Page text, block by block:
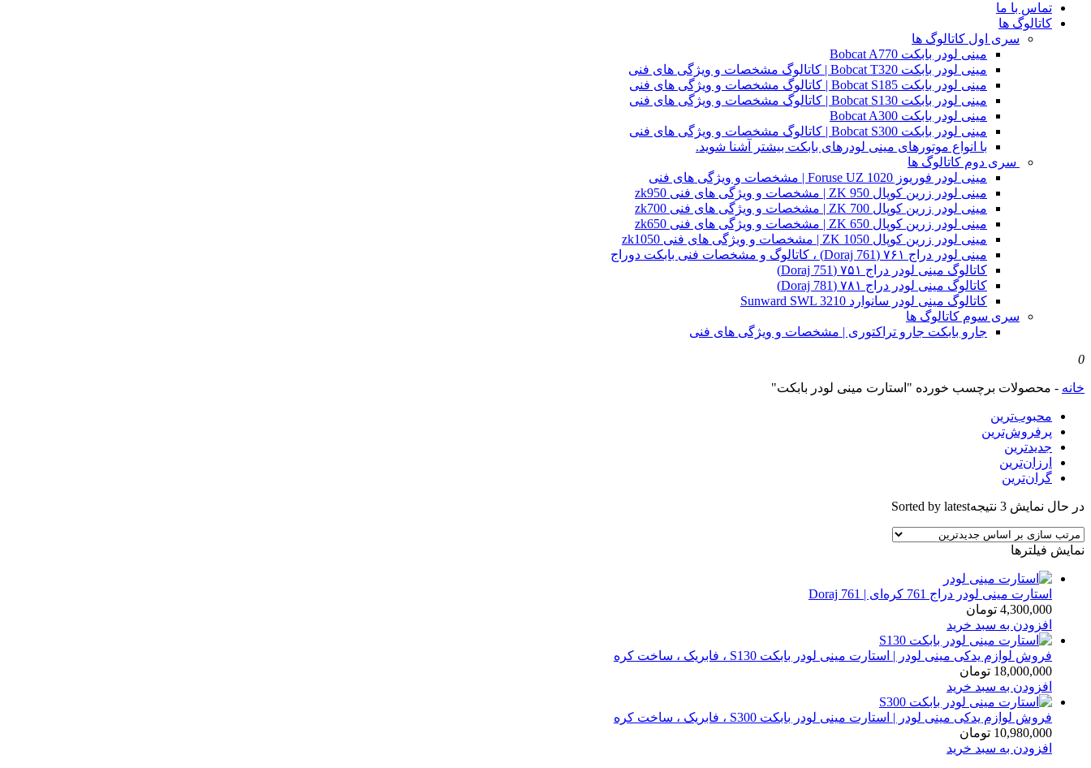
تماس با ما
کاتالوگ ها
سری اول کاتالوگ ها
مینی لودر بابکت Bobcat A770
مینی لودر بابکت Bobcat T320 | کاتالوگ مشخصات و ویژگی های فنی
مینی لودر بابکت Bobcat S185 | کاتالوگ مشخصات و ویژگی های فنی
مینی لودر بابکت Bobcat S130 | کاتالوگ مشخصات و ویژگی های فنی
مینی لودر بابکت Bobcat A300
مینی لودر بابکت Bobcat S300 | کاتالوگ مشخصات و ویژگی های فنی
با انواع موتورهای مینی لودرهای بابکت بیشتر آشنا شوید.
سری دوم کاتالوگ ها
مینی لودر فوریوز Foruse UZ 1020 | مشخصات و ویژگی های فنی
مینی لودر زرین کوپال ZK 950 | مشخصات و ویژگی های فنی zk950
مینی لودر زرین کوپال ZK 700 | مشخصات و ویژگی های فنی zk700
مینی لودر زرین کوپال ZK 650 | مشخصات و ویژگی های فنی zk650
مینی لودر زرین کوپال ZK 1050 | مشخصات و ویژگی های فنی zk1050
مینی لودر دراج ۷۶۱ (Doraj 761) ، کاتالوگ و مشخصات فنی بابکت دوراج
کاتالوگ مینی لودر دراج ۷۵۱ (Doraj 751)
کاتالوگ مینی لودر دراج ۷۸۱ (Doraj 781)
کاتالوگ مینی لودر سانوارد Sunward SWL 3210
سری سوم کاتالوگ ها
جارو بابکت جارو تراکتوری | مشخصات و ویژگی های فنی
0
خانه - محصولات برچسب خورده "استارت مینی لودر بابکت"
محبوب‌ترین
پرفروش‌ترین
جدیدترین
ارزان‌ترین
گران‌ترین
در حال نمایش 3 نتیجه Sorted by latest
نمایش فیلترها
استارت مینی‌ لودر دراج 761 کره‌ای | Doraj 761
4,300,000 تومان
افزودن به سبد خرید
فروش لوازم یدکی مینی لودر | استارت مینی لودر بابکت S130 ، فابریک ، ساخت کره
18,000,000 تومان
افزودن به سبد خرید
فروش لوازم یدکی مینی لودر | استارت مینی لودر بابکت S300 ، فابریک ، ساخت کره
10,980,000 تومان
افزودن به سبد خرید